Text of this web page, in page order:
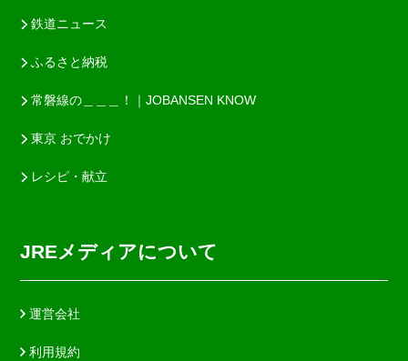
鉄道ニュース
ふるさと納税
常磐線の＿＿＿！｜JOBANSEN KNOW
東京 おでかけ
レシピ・献立
JREメディアについて
運営会社
利用規約